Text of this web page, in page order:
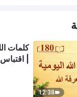
12:38
كلمات
| اقتباس 180